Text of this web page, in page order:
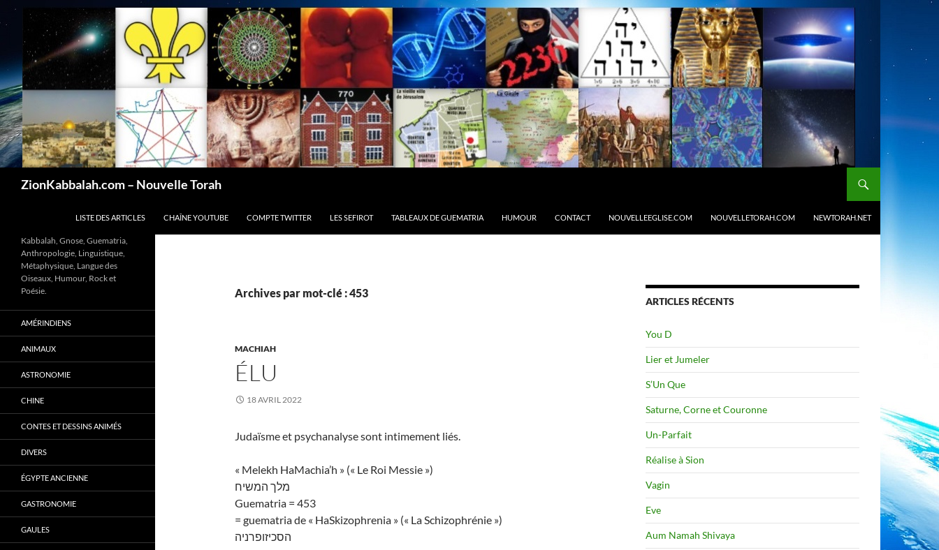
ZionKabbalah.com – Nouvelle Torah
LISTE DES ARTICLES
CHAÎNE YOUTUBE COMPTE TWITTER LES SEFIROT TABLEAUX DE GUEMATRIA HUMOUR CONTACT NOUVELLEEGLISE.COM NOUVELLETORAH.COM NEWTORAH.NET
Archives par mot-clé : 453
MACHIAH
ÉLU
18 AVRIL 2022
Judaïsme et psychanalyse sont intimement liés.
« Melekh HaMachia’h » (« Le Roi Messie »)
מלך המשיח
Guematria = 453
= guematria de « HaSkizophrenia » (« La Schizophrénie »)
הסכיזופרניה
ARTICLES RÉCENTS
You D
Lier et Jumeler
S’Un Que
Saturne, Corne et Couronne
Un-Parfait
Réalise à Sion
Vagin
Eve
Aum Namah Shivaya
Kabbalah, Gnose, Guematria,
Anthropologie, Linguistique,
Métaphysique, Langue des
Oiseaux, Humour, Rock et
Poésie.
AMÉRINDIENS
ANIMAUX
ASTRONOMIE
CHINE
CONTES ET DESSINS ANIMÉS
DIVERS
ÉGYPTE ANCIENNE
GASTRONOMIE
GAULES